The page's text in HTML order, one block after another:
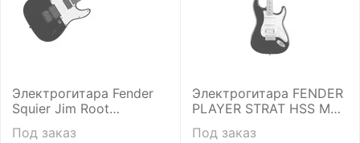
Электрогитара Fender
Squier Jim Root
Под заказ
Электрогитара FENDER
PLAYER STRAT HSS MN
Под заказ